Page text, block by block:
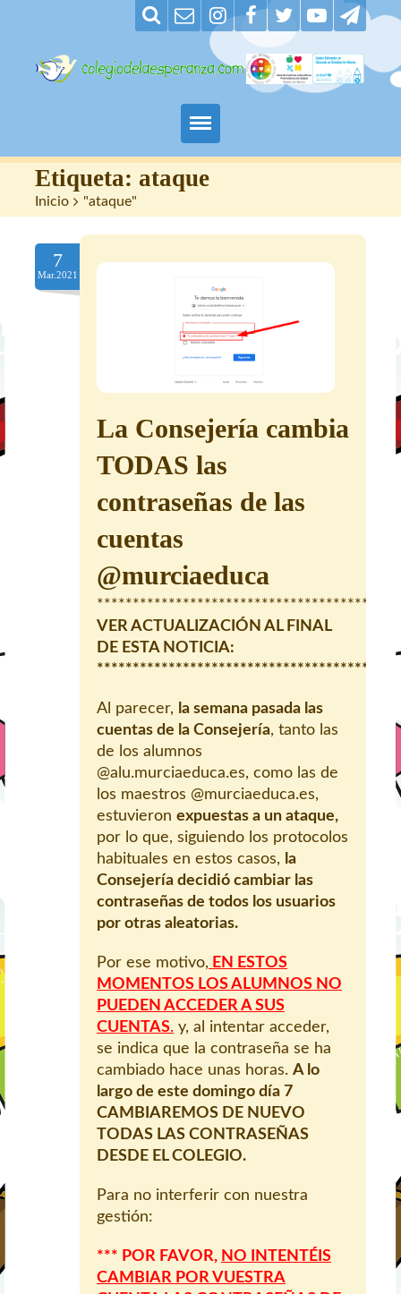
Padres
Alumnos
Maestros
Nuestro centro
Etiqueta: ataque
Inicio > "ataque"
7
Mar.2021
La Consejería cambia
TODAS las
contraseñas de las
cuentas
@murciaeduca
VER ACTUALIZACIÓN AL FINAL
DE ESTA NOTICIA:
Al parecer, la semana pasada las
cuentas de la Consejería, tanto las
de los alumnos
@alu.murciaeduca.es, como las de
los maestros @murciaeduca.es,
estuvieron expuestas a un ataque,
por lo que, siguiendo los protocolos
habituales en estos casos, la
Consejería decidió cambiar las
contraseñas de todos los usuarios
por otras aleatorias.
Por ese motivo, EN ESTOS
MOMENTOS LOS ALUMNOS NO
PUEDEN ACCEDER A SUS
CUENTAS. y, al intentar acceder,
se indica que la contraseña se ha
cambiado hace unas horas. A lo
largo de este domingo día 7
CAMBIAREMOS DE NUEVO
TODAS LAS CONTRASEÑAS
DESDE EL COLEGIO.
Para no interferir con nuestra
gestión:
*** POR FAVOR, NO INTENTÉIS
CAMBIAR POR VUESTRA